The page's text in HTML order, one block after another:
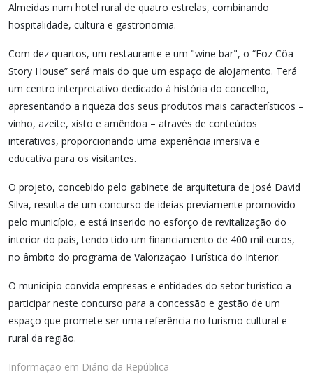
Almeidas num hotel rural de quatro estrelas, combinando
hospitalidade, cultura e gastronomia.
Com dez quartos, um restaurante e um "wine bar", o “Foz Côa
Story House” será mais do que um espaço de alojamento. Terá
um centro interpretativo dedicado à história do concelho,
apresentando a riqueza dos seus produtos mais característicos –
vinho, azeite, xisto e amêndoa – através de conteúdos
interativos, proporcionando uma experiência imersiva e
educativa para os visitantes.
O projeto, concebido pelo gabinete de arquitetura de José David
Silva, resulta de um concurso de ideias previamente promovido
pelo município, e está inserido no esforço de revitalização do
interior do país, tendo tido um financiamento de 400 mil euros,
no âmbito do programa de Valorização Turística do Interior.
O município convida empresas e entidades do setor turístico a
participar neste concurso para a concessão e gestão de um
espaço que promete ser uma referência no turismo cultural e
rural da região.
Informação em Diário da República